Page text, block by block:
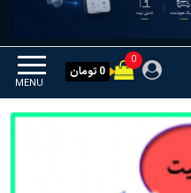
MENU
0
0 تومان